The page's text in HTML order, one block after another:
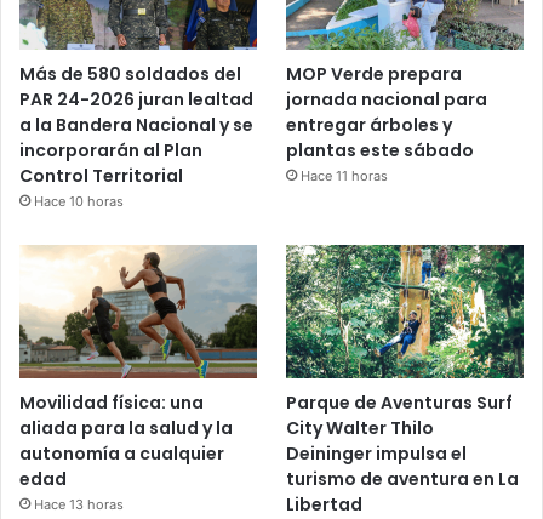
Más de 580 soldados del
PAR 24-2026 juran lealtad
a la Bandera Nacional y se
incorporarán al Plan
Control Territorial
Hace 10 horas
MOP Verde prepara
jornada nacional para
entregar árboles y
plantas este sábado
Hace 11 horas
Movilidad física: una
aliada para la salud y la
autonomía a cualquier
edad
Hace 13 horas
Parque de Aventuras Surf
City Walter Thilo
Deininger impulsa el
turismo de aventura en La
Libertad